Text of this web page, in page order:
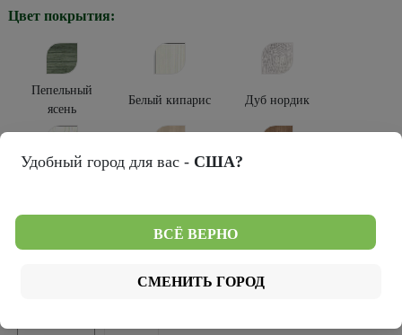
Цвет покрытия:
Пепельный
ясень
Белый кипарис Дуб нордик
Лиственница
кипарис
Удобный город для вас - США?
ВСЁ ВЕРНО
СМЕНИТЬ ГОРОД